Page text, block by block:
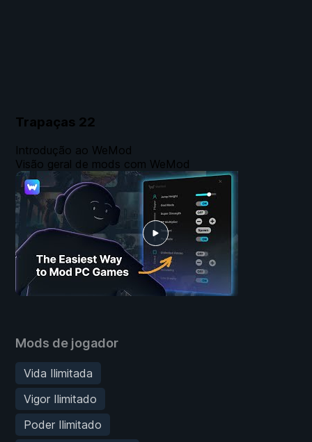
Trapaças 22
Mods de jogador
Vida Ilimitada
Vigor Ilimitado
Poder Ilimitado
Introdução ao WeMod
Visão geral de mods com WeMod